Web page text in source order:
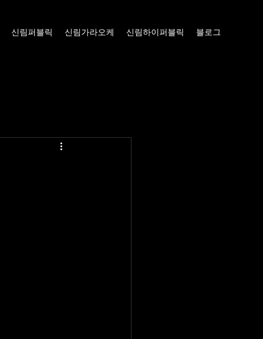
신림퍼블릭 신림가라오케 신림하이퍼블릭 블로그